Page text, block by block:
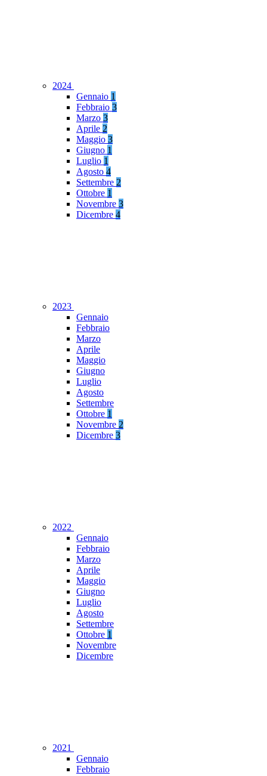
2024
Gennaio 1
Febbraio 3
Marzo 3
Aprile 2
Maggio 3
Giugno 1
Luglio 1
Agosto 4
Settembre 2
Ottobre 1
Novembre 3
Dicembre 4
2023
Gennaio
Febbraio
Marzo
Aprile
Maggio
Giugno
Luglio
Agosto
Settembre
Ottobre 1
Novembre 2
Dicembre 3
2022
Gennaio
Febbraio
Marzo
Aprile
Maggio
Giugno
Luglio
Agosto
Settembre
Ottobre 1
Novembre
Dicembre
2021
Gennaio
Febbraio